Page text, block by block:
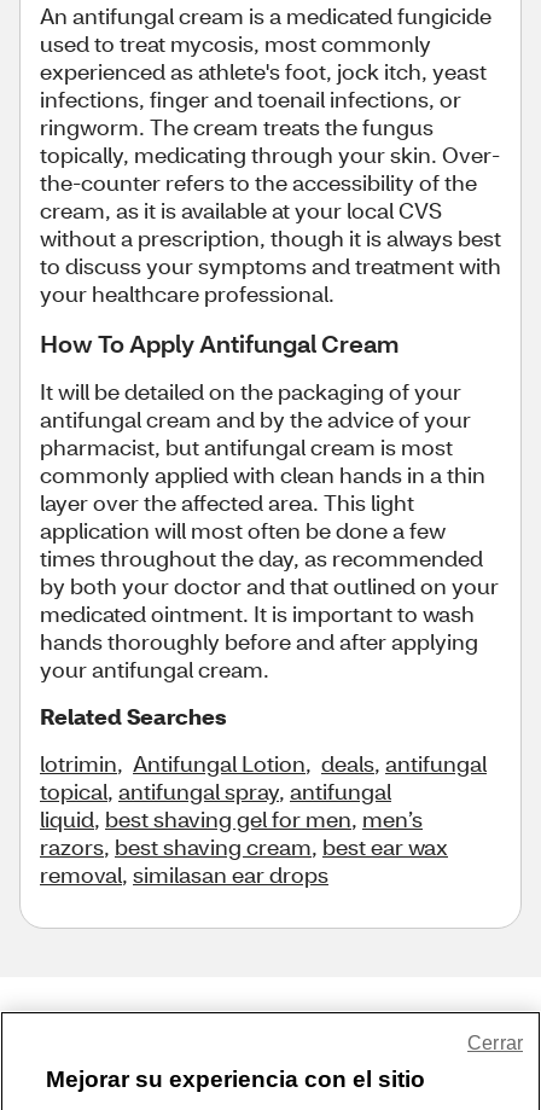
An antifungal cream is a medicated fungicide
used to treat mycosis, most commonly
experienced as athlete's foot, jock itch, yeast
infections, finger and toenail infections, or
ringworm. The cream treats the fungus
topically, medicating through your skin. Over-
the-counter refers to the accessibility of the
cream, as it is available at your local CVS
without a prescription, though it is always best
to discuss your symptoms and treatment with
your healthcare professional.
How To Apply Antifungal Cream
It will be detailed on the packaging of your
antifungal cream and by the advice of your
pharmacist, but antifungal cream is most
commonly applied with clean hands in a thin
layer over the affected area. This light
application will most often be done a few
times throughout the day, as recommended
by both your doctor and that outlined on your
medicated ointment. It is important to wash
hands thoroughly before and after applying
your antifungal cream.
Related Searches
lotrimin, Antifungal Lotion, deals, antifungal
topical, antifungal spray, antifungal
liquid, best shaving gel for men, men’s
razors, best shaving cream, best ear wax
removal, similasan ear drops
Mejorar su experiencia con el sitio
Cerrar